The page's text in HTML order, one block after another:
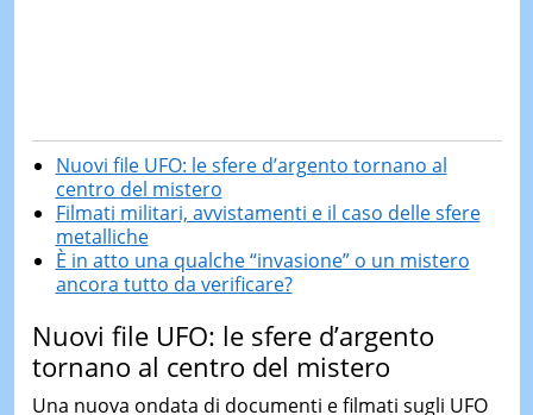
Nuovi file UFO: le sfere d’argento tornano al
centro del mistero
Filmati militari, avvistamenti e il caso delle sfere
metalliche
È in atto una qualche “invasione” o un mistero
ancora tutto da verificare?
Nuovi file UFO: le sfere d’argento
tornano al centro del mistero
Una nuova ondata di documenti e filmati sugli UFO